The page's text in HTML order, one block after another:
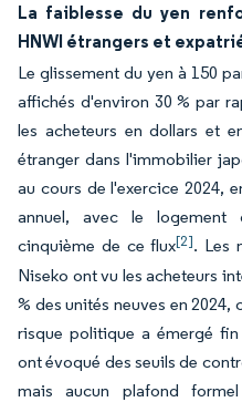
La faiblesse du yen
HNWI étrangers et
Le glissement du yen à 150
affichés d'environ 30 % par
les acheteurs en dollars et
étranger dans l'immobilier
au cours de l'exercice 2024,
annuel, avec le logement
cinquième de ce flux[2]. Les
Niseko ont vu les acheteurs
% des unités neuves en 2024,
risque politique a émergé fin
ont évoqué des seuils de
mais aucun plafond